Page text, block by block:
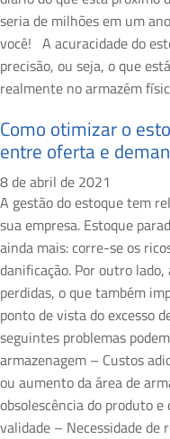
seria de milhões em um
você! A acuracidade do
precisão, ou seja, o que
realmente no armazém
Como otimizar o
entre oferta e
8 de abril de 2021
A gestão do estoque tem
sua empresa. Estoque
ainda mais: corre-se os
danificação. Por outro
perdidas, o que também
ponto de vista do excesso
seguintes problemas
armazenagem – Custos
ou aumento da área de
obsolescência do produto
validade – Necessidade de